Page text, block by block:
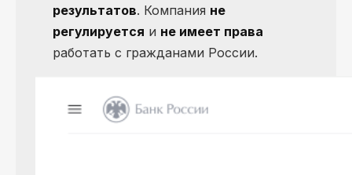
результатов. Компания не
регулируется и не имеет права
работать с гражданами России.